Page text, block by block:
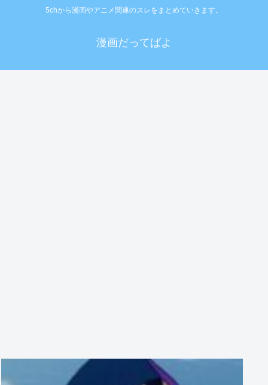
5chから漫画やアニメ関連のスレをまとめていきます。
漫画だってばよ